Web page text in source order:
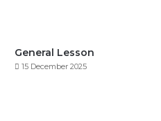
General Lesson
15 December 2025